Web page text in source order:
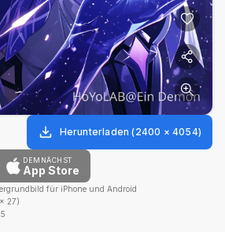
Herunterladen (2400 × 4054)
DEMNÄCHST
App Store
für iPhone und Android
× 27)